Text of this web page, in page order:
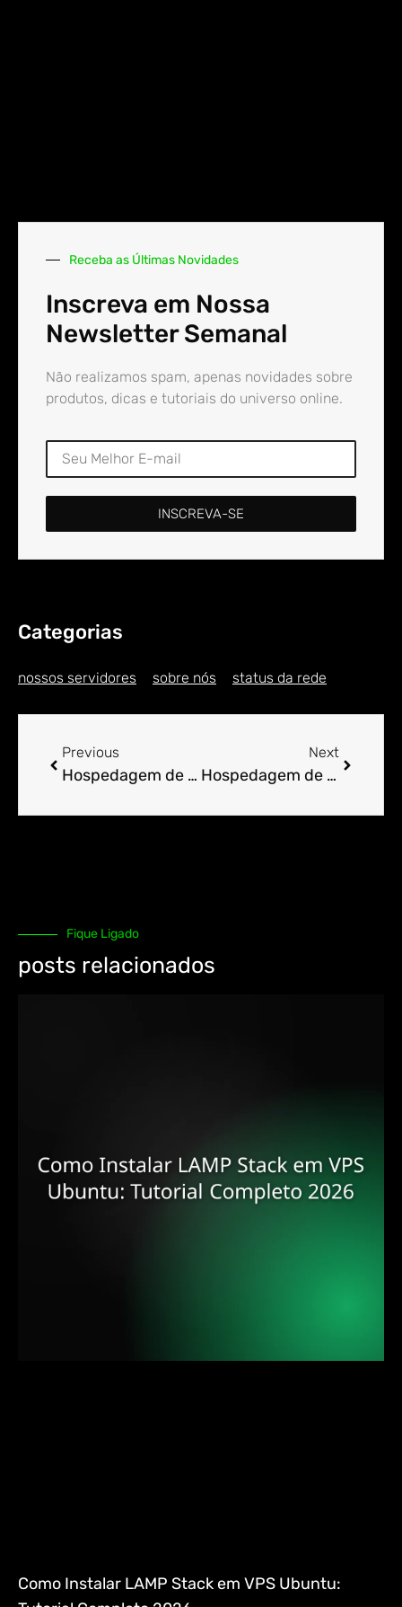
Receba as Últimas Novidades
Inscreva em Nossa
Newsletter Semanal
Não realizamos spam, apenas novidades sobre
produtos, dicas e tutoriais do universo online.
INSCREVA-SE
Categorias
nossos servidores sobre nós status da rede
Previous
Hospedagem de Sites para Engenheiro em Alameda Jarbas Passarinho
Next
Hospedagem de Sites para Engenheiro em Alasca
Fique Ligado
posts relacionados
Como Instalar LAMP Stack em VPS Ubuntu: